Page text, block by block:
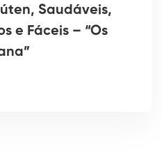
Saudáveis,
e Fáceis – “Os